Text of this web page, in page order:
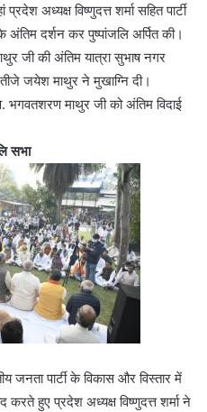
अध्यक्ष विष्णुदत्त शर्मा सहित पार्टी
दर्शन कर पुष्पांजलि अर्पित की।
जी की अंतिम यात्रा सुभाष नगर
जयेश माथुर ने मुखाग्नि दी।
माथुर जी को अंतिम विदाई
सभा
जनता पार्टी के विकास और विस्तार में
हुए प्रदेश अध्यक्ष विष्णुदत्त शर्मा ने